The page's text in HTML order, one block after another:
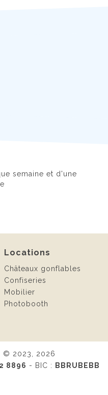
semaine et d'une
Locations
Châteaux gonflables
Confiseries
Mobilier
Photobooth
© 2023, 2026
8896 - BIC :
BBRUBEBB